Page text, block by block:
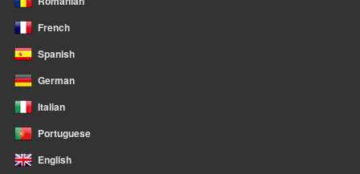
French
Spanish
German
Italian
Portuguese
English